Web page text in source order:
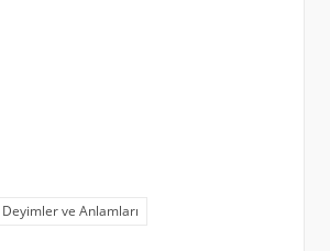
Deyimler ve Anlamları